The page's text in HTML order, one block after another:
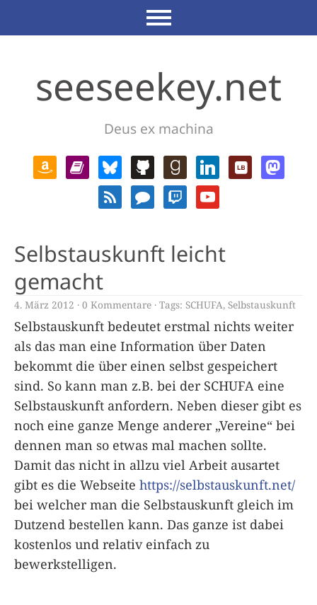
seeseekey.net
Deus ex machina
Selbstauskunft leicht
gemacht
4. März 2012 0 Kommentare Tags: SCHUFA, Selbstauskunft
Selbstauskunft bedeutet erstmal nichts weiter
als das man eine Information über Daten
bekommt die über einen selbst gespeichert
sind. So kann man z.B. bei der SCHUFA eine
Selbstauskunft anfordern. Neben dieser gibt es
noch eine ganze Menge anderer „Vereine“ bei
dennen man so etwas mal machen sollte.
Damit das nicht in allzu viel Arbeit ausartet
gibt es die Webseite https://selbstauskunft.net/
bei welcher man die Selbstauskunft gleich im
Dutzend bestellen kann. Das ganze ist dabei
kostenlos und relativ einfach zu
bewerkstelligen.